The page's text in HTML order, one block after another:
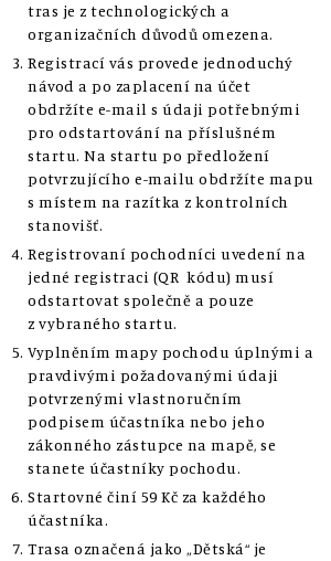
tras je z technologických a
organizačních důvodů omezena.
Registrací vás provede jednoduchý
návod a po zaplacení na účet
obdržíte e-mail s údaji potřebnými
pro odstartování na příslušném
startu. Na startu po předložení
potvrzujícího e-mailu obdržíte mapu
s místem na razítka z kontrolních
stanovišť.
Registrovaní pochodníci uvedení na
jedné registraci (QR kódu) musí
odstartovat společně a pouze
z vybraného startu.
Vyplněním mapy pochodu úplnými a
pravdivými požadovanými údaji
potvrzenými vlastnoručním
podpisem účastníka nebo jeho
zákonného zástupce na mapě, se
stanete účastníky pochodu.
Startovné činí 59 Kč za každého
účastníka.
Trasa označená jako „Dětská“ je